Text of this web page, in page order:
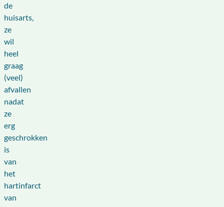
de
huisarts,
ze
wil
heel
graag
(veel)
afvallen
nadat
ze
erg
geschrokken
is
van
het
hartinfarct
van